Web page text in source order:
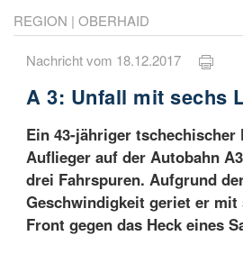
REGION | OBERHAID
Nachricht vom 18.12.2017
A 3: Unfall mit sechs
Ein 43-jähriger
Auflieger auf der Autobahn
drei Fahrspuren. Aufgrund
Geschwindigkeit geriet er
Front gegen das Heck eines